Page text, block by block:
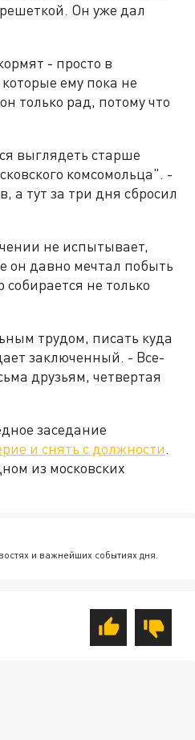
Он уже дал
- просто в
ему пока не
только рад, потому что
выглядеть старше
комсомольца". -
а тут за три дня сбросил
не испытывает,
он давно мечтал побыть
не только
трудом, писать куда
заключенный. - Все-
друзьям, четвертая
заседание
и снять с должности.
из московских
и важнейших событиях дня.